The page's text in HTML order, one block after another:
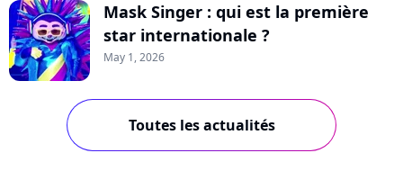
Mask Singer : qui est la première
star internationale ?
May 1, 2026
Toutes les actualités